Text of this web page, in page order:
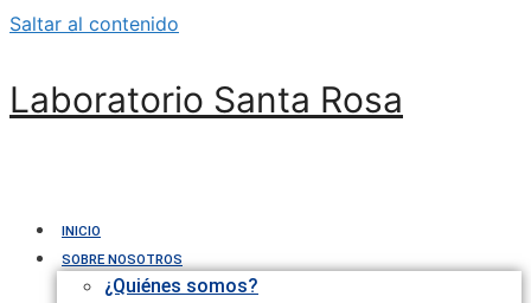
Saltar al contenido
Laboratorio Santa Rosa
INICIO
SOBRE NOSOTROS
¿Quiénes somos?